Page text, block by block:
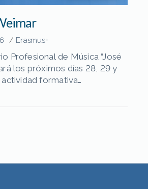
/ Erasmus+
Profesional de Música “José
los próximos días 28, 29 y
formativa
procedentes de la